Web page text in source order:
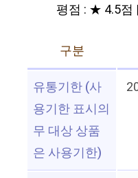
평점 : ★ 4.5점
구분
유통기한 (사
용기한 표시의
무 대상 상품
은 사용기한)